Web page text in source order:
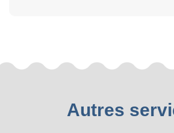
Autres